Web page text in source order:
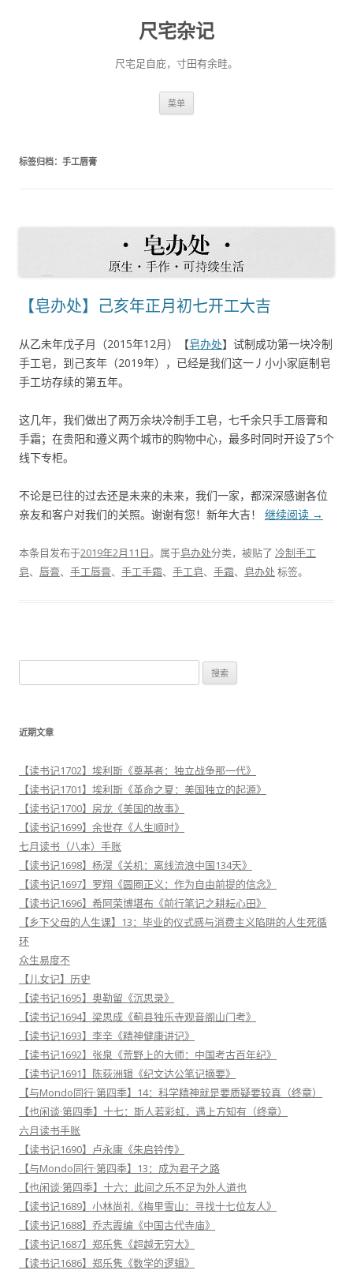
尺宅杂记
尺宅足自庇，寸田有余畦。
菜单
标签归档： 手工唇膏
【皂办处】己亥年正月初七开工大吉
从乙未年戊子月（2015年12月）【皂办处】试制成功第一块冷制
手工皂，到己亥年（2019年），已经是我们这一丿小小家庭制皂
手工坊存续的第五年。
这几年，我们做出了两万余块冷制手工皂，七千余只手工唇膏和
手霜；在贵阳和遵义两个城市的购物中心，最多时同时开设了5个
线下专柜。
不论是已往的过去还是未来的未来，我们一家，都深深感谢各位
亲友和客户对我们的关照。谢谢有您！新年大吉！ 继续阅读 →
本条目发布于2019年2月11日。属于皂办处分类，被贴了 冷制手工
皂、 唇膏、 手工唇膏、 手工手霜、 手工皂、 手霜、 皂办处 标签。
索
近期文章
【读书记1702】埃利斯《奠基者：独立战争那一代》
【读书记1701】埃利斯《革命之夏：美国独立的起源》
【读书记1700】房龙《美国的故事》
【读书记1699】余世存《人生顺时》
七月读书（八本）手账
【读书记1698】杨淏《关机：离线流浪中国134天》
【读书记1697】罗翔《圆圈正义：作为自由前提的信念》
【读书记1696】希阿荣博堪布《前行笔记之耕耘心田》
【乡下父母的人生课】13：毕业的仪式感与消费主义陷阱的人生死循
环
众生易度不
【儿女记】历史
【读书记1695】奥勒留《沉思录》
【读书记1694】梁思成《蓟县独乐寺观音阁山门考》
【读书记1693】李辛《精神健康讲记》
【读书记1692】张泉《荒野上的大师：中国考古百年纪》
【读书记1691】陈荻洲辑《纪文达公笔记摘要》
【与Mondo同行·第四季】14：科学精神就是要质疑要较真（终章）
【也闲谈·第四季】十七：斯人若彩虹，遇上方知有（终章）
六月读书手账
【读书记1690】卢永康《朱启钤传》
【与Mondo同行·第四季】13：成为君子之路
【也闲谈·第四季】十六：此间之乐不足为外人道也
【读书记1689】小林尚礼《梅里雪山：寻找十七位友人》
【读书记1688】乔志霞编《中国古代寺庙》
【读书记1687】郑乐隽《超越无穷大》
【读书记1686】郑乐隽《数学的逻辑》